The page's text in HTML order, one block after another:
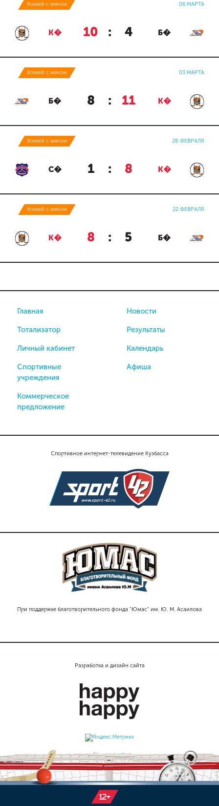
Хоккей с мячом 06 МАРТА
К� 10 : 4 Б�
Хоккей с мячом 03 МАРТА
Б� 8 : 11 К�
Хоккей с мячом 28 ФЕВРАЛЯ
С� 1 : 8 К�
Хоккей с мячом 22 ФЕВРАЛЯ
К� 8 : 5 Б�
Спортивное интернет-телевидение Кузбасса
При поддержке благотворительного фонда "Юмас" им. Ю. М. Асаилова
Главная
Тотализатор
Личный кабинет
Спортивные
учреждения
Коммерческое
предложение
Новости
Результаты
Календарь
Афиша
Разработка и дизайн сайта
12+